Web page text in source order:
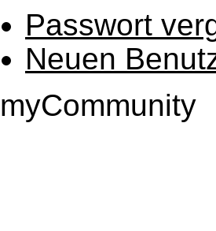
Passwort
Neuen
myCommunity